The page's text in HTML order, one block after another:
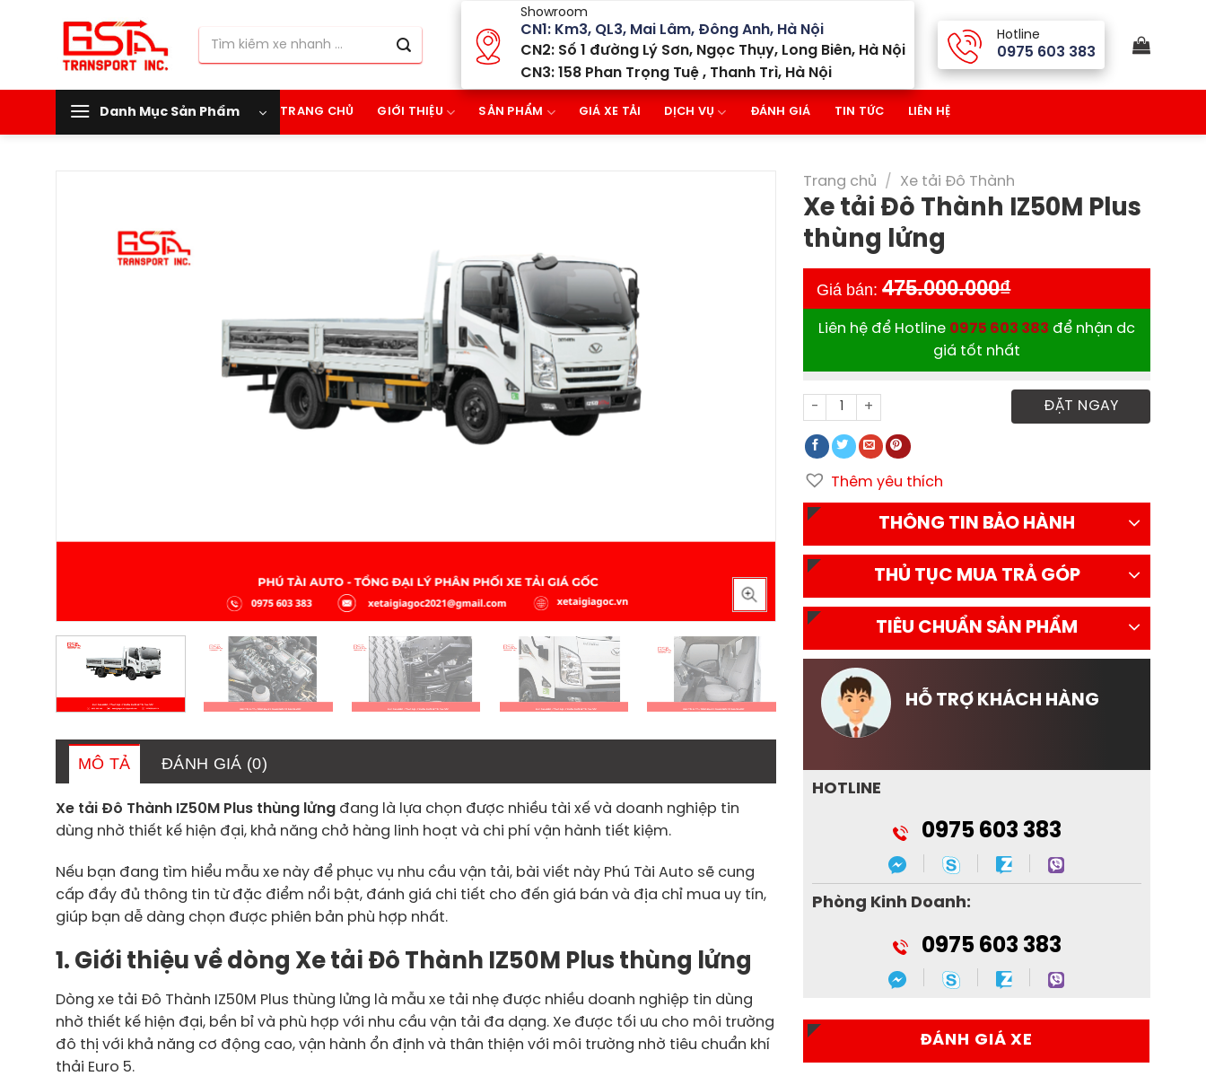
Tìm
Showroom
CN1: Km3, QL3, Mai Lâm, Đông Anh, Hà Nội
CN2: Số 1 đường Lý Sơn, Ngọc Thụy, Long Biên, Hà Nội
CN3: 158 Phan Trọng Tuệ , Thanh Trì, Hà Nội
Hotline
0975 603 383
Danh Mục Sản Phẩm TRANG CHỦ GIỚI THIỆU SẢN PHẨM GIÁ XE TẢI DỊCH VỤ ĐÁNH GIÁ TIN TỨC LIÊN HỆ
MÔ TẢ ĐÁNH GIÁ (0)
Xe tải Đô Thành IZ50M Plus thùng lửng đang là lựa chọn được nhiều tài xế và doanh nghiệp tin
dùng nhờ thiết kế hiện đại, khả năng chở hàng linh hoạt và chi phí vận hành tiết kiệm.
Nếu bạn đang tìm hiểu mẫu xe này để phục vụ nhu cầu vận tải, bài viết này Phú Tài Auto sẽ cung
cấp đầy đủ thông tin từ đặc điểm nổi bật, đánh giá chi tiết cho đến giá bán và địa chỉ mua uy tín,
giúp bạn dễ dàng chọn được phiên bản phù hợp nhất.
1. Giới thiệu về dòng Xe tải Đô Thành IZ50M Plus thùng lửng
Dòng xe tải Đô Thành IZ50M Plus thùng lửng là mẫu xe tải nhẹ được nhiều doanh nghiệp tin dùng
nhờ thiết kế hiện đại, bền bỉ và phù hợp với nhu cầu vận tải đa dạng. Xe được tối ưu cho môi trường
đô thị với khả năng cơ động cao, vận hành ổn định và thân thiện với môi trường nhờ tiêu chuẩn khí
thải Euro 5.
Trang chủ / Xe tải Đô Thành
Xe tải Đô Thành IZ50M Plus
thùng lửng
Giá bán:475.000.000₫
Liên hệ để Hotline 0975 603 383 để nhận dc
giá tốt nhất
Xe tải Đô Thành IZ50M Plus thùng lửng số lượng
ĐẶT NGAY
Thêm yêu thích
THÔNG TIN BẢO HÀNH
THỦ TỤC MUA TRẢ GÓP
TIÊU CHUẨN SẢN PHẨM
HỖ TRỢ KHÁCH HÀNG
HOTLINE
0975 603 383
Phòng Kinh Doanh:
0975 603 383
ĐÁNH GIÁ XE